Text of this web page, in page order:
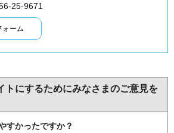
25-9671
トにするためにみなさまのご意見を
すかったですか？